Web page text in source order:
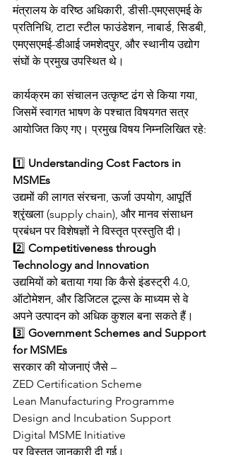
मंत्रालय के वरिष्ठ अधिकारी, डीसी-एमएसएमई के
प्रतिनिधि, टाटा स्टील फाउंडेशन, नाबार्ड, सिडबी,
एमएसएमई-डीआई जमशेदपुर, और स्थानीय उद्योग
संघों के प्रमुख उपस्थित थे।
कार्यक्रम का संचालन उत्कृष्ट ढंग से किया गया,
जिसमें स्वागत भाषण के पश्चात विषयगत सत्र
आयोजित किए गए। प्रमुख विषय निम्नलिखित रहे:
1️⃣ Understanding Cost Factors in
MSMEs
उद्यमों की लागत संरचना, ऊर्जा उपयोग, आपूर्ति
श्रृंखला (supply chain), और मानव संसाधन
प्रबंधन पर विशेषज्ञों ने विस्तृत प्रस्तुति दी।
2️⃣ Competitiveness through
Technology and Innovation
उद्यमियों को बताया गया कि कैसे इंडस्ट्री 4.0,
ऑटोमेशन, और डिजिटल टूल्स के माध्यम से वे
अपने उत्पादन को अधिक कुशल बना सकते हैं।
3️⃣ Government Schemes and Support
for MSMEs
सरकार की योजनाएं जैसे –
ZED Certification Scheme
Lean Manufacturing Programme
Design and Incubation Support
Digital MSME Initiative
पर विस्तृत जानकारी दी गई।